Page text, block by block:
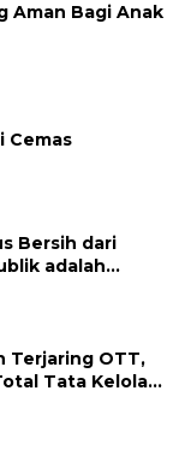
Aman Bagi Anak
Cemas
Bersih dari
adalah
Terjaring OTT,
Tata Kelola